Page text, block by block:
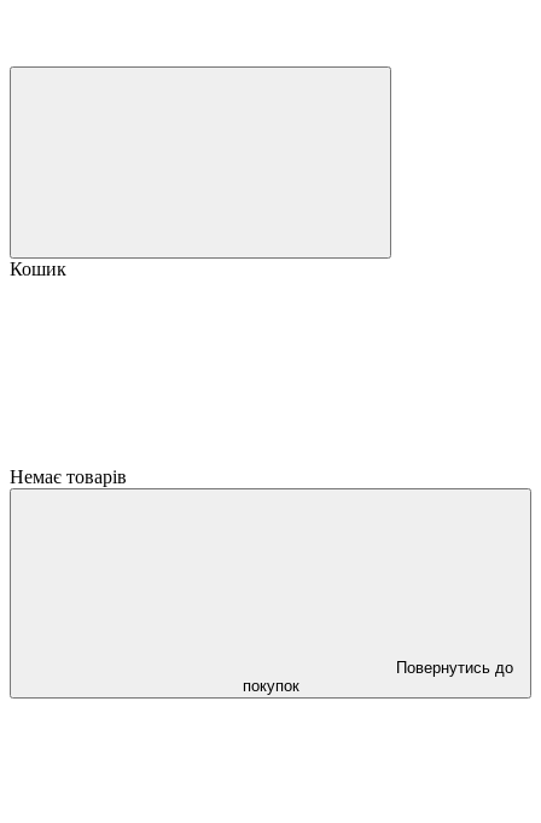
Кошик
Немає товарів
Повернутись до
покупок